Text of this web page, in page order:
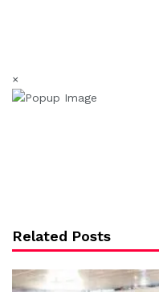
×
Related Posts